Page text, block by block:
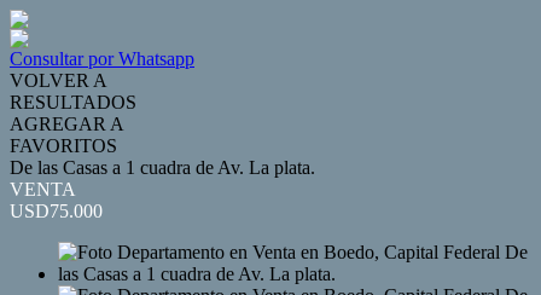
Consultar por Whatsapp
VOLVER A
RESULTADOS
AGREGAR A
FAVORITOS
De las Casas a 1 cuadra de Av. La plata.
VENTA
USD75.000